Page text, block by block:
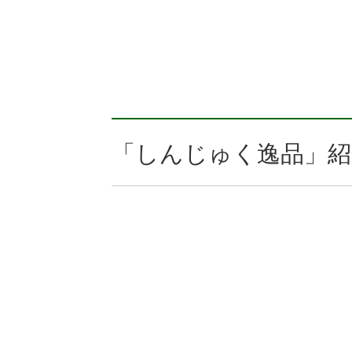
「しんじゅく逸品」